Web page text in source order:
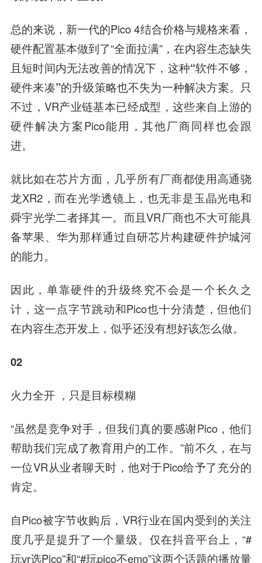
总的来说，新一代的Pico 4结合价格与规格来看，
硬件配置基本做到了“全面拉满”， 在内容生态缺失
且短时间内无法改善的情况下，这种“软件不够，
硬件来凑”的升级策略也不失为一种解决方案。 只
不过，VR产业链基本已经成型，这些来自上游的
硬件解决方案Pico能用，其他厂商同样也会跟
进。
就比如在芯片方面，几乎所有厂商都使用高通骁
龙XR2，而在光学透镜上，也无非是玉晶光电和
舜宇光学二者择其一。而且VR厂商也不大可能具
备苹果、华为那样通过自研芯片构建硬件护城河
的能力。
因此，单靠硬件的升级终究不会是一个长久之
计，这一点字节跳动和Pico也十分清楚，但他们
在内容生态开发上，似乎还没有想好该怎么做。
02
火力全开 ，只是目标模糊
“虽然是竞争对手，但我们真的要感谢Pico，他们
帮助我们完成了教育用户的工作。”前不久，在与
一位VR从业者聊天时，他对于Pico给予了充分的
肯定。
自Pico被字节收购后，VR行业在国内受到的关注
度几乎是提升了一个量级。仅在抖音平台上，“#
玩vr选Pico”和“#玩pico不emo”这两个话题的播放量